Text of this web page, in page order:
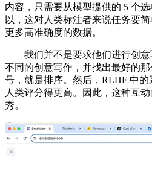
内容，只需要从模型提供的 5 个
以，这对人类标注者来说任务要
更多高准确度的数据。
我们并不是要求他们进行创意
不同的创意写作，并找出最好的
号，就是排序。然后，RLHF 中
人类评分得更高。因此，这种互
秀。